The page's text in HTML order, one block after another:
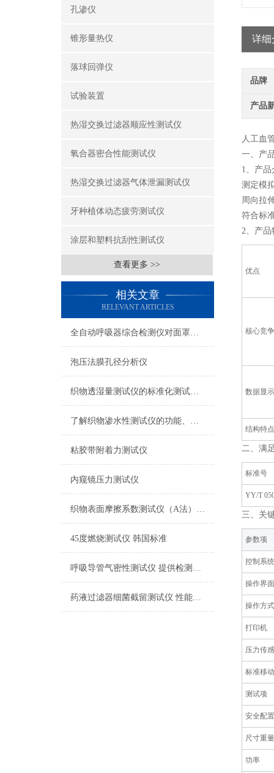
孔渗仪
锥形量热仪
落球回弹仪
试验装置
热湿交换过滤器顺应性测试仪
氧合器密合性能测试仪
热湿交换过滤器气体泄漏测试仪
牙种植体动态疲劳测试仪
涂层和塑料抗刮性测试仪
查看更多 >>
相关文章
RELEVANT ARTICLES
全自动呼吸器综合检测仪对面罩泄漏率的定量检测方法
泡压法膜孔径分析仪
织物透湿量测试仪的标准化测试方法与流程介绍
了解织物渗水性测试仪的功能、优势与行业应用
粘胶带附着力测试仪
内窥镜压力测试仪
织物表面摩擦系数测试仪（A法） 检测准确
45度燃烧测试仪 韩国标准
呼吸导管气密性测试仪 提供检测方案
药液过滤器细菌截留测试仪 性能稳定
详细
品牌
产品
人工血
‌一、 产
1、产品
测定模
周向拉
符合标
2、产品
优点
核心竞
数据显示
结构特点
二、满
标准号
YY/T
三、关
‌参数项‌
控制系统
操作界面
操作方式
打印机
压力传
标准移
测试项
安全配置
尺寸重量
功率